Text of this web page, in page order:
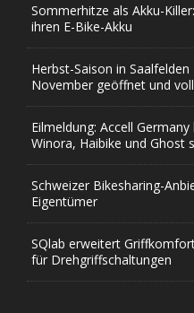
Sommerhitze als Akku-
ihren E-Bike-Akku
Herbst-Saison in
November geöffnet und
Eilmeldung: Accell
Winora, Haibike und Ghost
Schweizer Bikesharing-
Eigentümer
SQlab erweitert
für Drehgriffschaltungen